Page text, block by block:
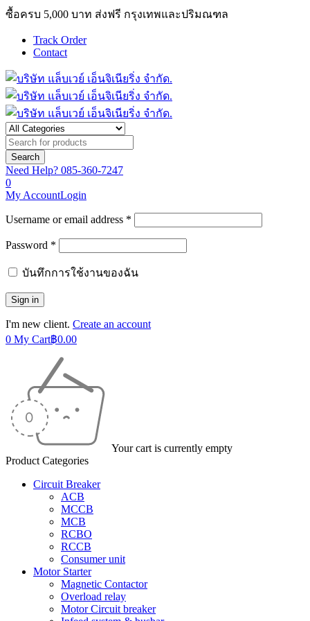
ซื้อครบ 5,000 บาท ส่งฟรี กรุงเทพและปริมณฑล
Track Order
Contact
Need Help? 085-360-7247
0
My AccountLogin
Username or email address *
Password *
บันทึกการใช้งานของฉัน
I'm new client. Create an account
0 My Cart฿0.00
Your cart is currently empty
Product Categories
Circuit Breaker
ACB
MCCB
MCB
RCBO
RCCB
Consumer unit
Motor Starter
Magnetic Contactor
Overload relay
Motor Circuit breaker